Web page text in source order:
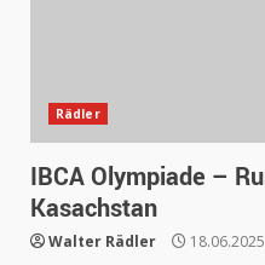
Rädler
IBCA Olympiade –
Kasachstan
Walter Rädler 18.06.2025